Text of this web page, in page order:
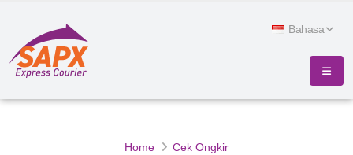
Bahasa
Home
Cek Ongkir